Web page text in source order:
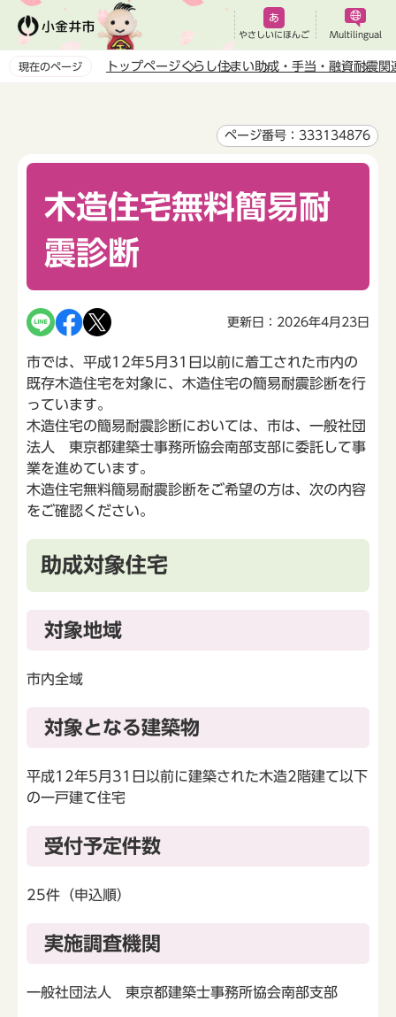
ペ
やさしいにほんご Multilingual
現在のページ トップページくらし住まい助成・手当・融資耐震関
ページ番号：333134876
木造住宅無料簡易耐
震診断
更新日：2026年4月23日
市では、平成12年5月31日以前に着工された市内の
既存木造住宅を対象に、木造住宅の簡易耐震診断を行
っています。
木造住宅の簡易耐震診断においては、市は、一般社団
法人 東京都建築士事務所協会南部支部に委託して事
業を進めています。
木造住宅無料簡易耐震診断をご希望の方は、次の内容
をご確認ください。
助成対象住宅
対象地域
市内全域
対象となる建築物
平成12年5月31日以前に建築された木造2階建て以下
の一戸建て住宅
受付予定件数
25件（申込順）
実施調査機関
一般社団法人 東京都建築士事務所協会南部支部